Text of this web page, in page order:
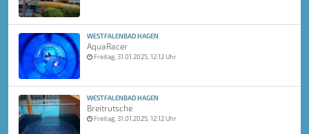
WESTFALENBAD HAGEN
AquaRacer
Freitag, 31.01.2025, 12:12 Uhr
WESTFALENBAD HAGEN
Breitrutsche
Freitag, 31.01.2025, 12:12 Uhr